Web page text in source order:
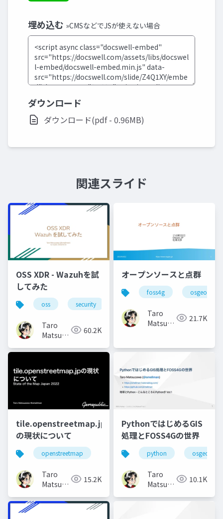
埋め込む »CMSなどでJSが使えない場合
ダウンロード
ダウンロード(pdf - 0.96MB)
関連スライド
OSS XDR - Wazuhを試
してみた
oss security
Taro
Matsuzawa
btm
60.2K
オープンソースと点群
foss4g osgeo
Taro
Matsuzawa 21.7K
tile.openstreetmap.jp
の現状について
openstreetmap
Taro
Matsuzawa
btm
15.2K
PythonではじめるGIS
処理とFOSS4Gの世界
python osgeo
Taro
Matsuzawa
btm
10.1K